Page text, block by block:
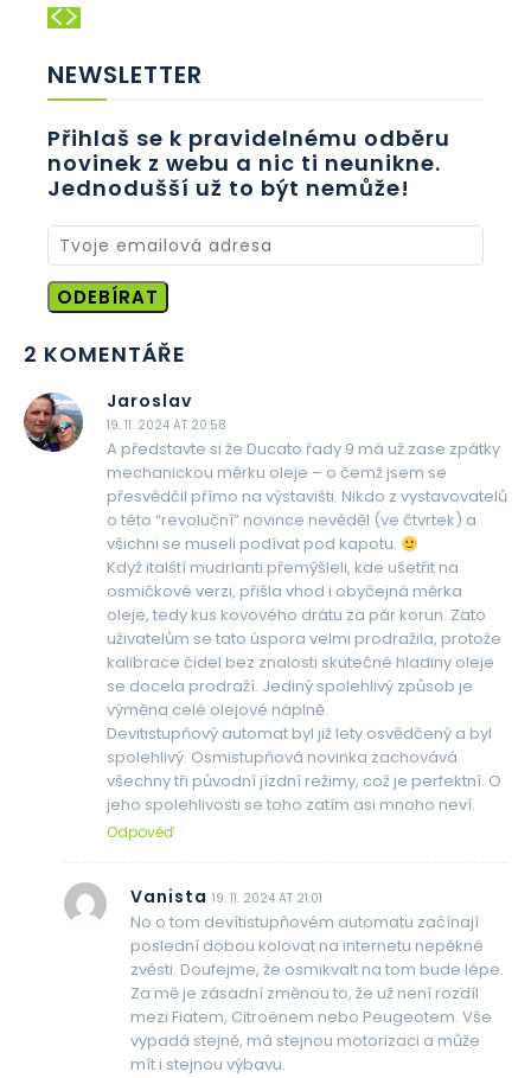
NEWSLETTER
Přihlaš se k pravidelnému odběru
novinek z webu a nic ti neunikne.
Jednodušší už to být nemůže!
ODEBÍRAT
2 KOMENTÁŘE
Jaroslav
19. 11. 2024 AT 20:58
A představte si že Ducato řady 9 má už zase zpátky
mechanickou měrku oleje – o čemž jsem se
přesvědčil přímo na výstavišti. Nikdo z vystavovatelů
o této “revoluční” novince nevěděl (ve čtvrtek) a
všichni se museli podívat pod kapotu.
Když italští mudrlanti přemýšleli, kde ušetřit na
osmičkové verzi, přišla vhod i obyčejná měrka
oleje, tedy kus kovového drátu za pár korun. Zato
uživatelům se tato úspora velmi prodražila, protože
kalibrace čidel bez znalosti skutečné hladiny oleje
se docela prodraží. Jediný spolehlivý způsob je
výměna celé olejové náplně.
Devitistupňový automat byl již lety osvědčený a byl
spolehlivý. Osmistupňová novinka zachovává
všechny tři původní jízdní režimy, což je perfektní. O
jeho spolehlivosti se toho zatím asi mnoho neví.
Odpověď
Vanista 19. 11. 2024 AT 21:01
No o tom devítistupňovém automatu začínají
poslední dobou kolovat na internetu nepěkné
zvěsti. Doufejme, že osmikvalt na tom bude lépe.
Za mě je zásadní změnou to, že už není rozdíl
mezi Fiatem, Citroënem nebo Peugeotem. Vše
vypadá stejně, má stejnou motorizaci a může
mít i stejnou výbavu.